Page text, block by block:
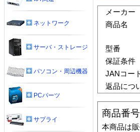
メーカー
商品名
型番
保証条件
JANコー
返品につ
商品番号
本商品は
ネットワーク
サーバ・ストレージ
パソコン・周辺機器
PCパーツ
サプライ